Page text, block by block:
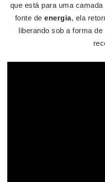
que está para uma
fonte de energia, ela
liberando sob a forma de